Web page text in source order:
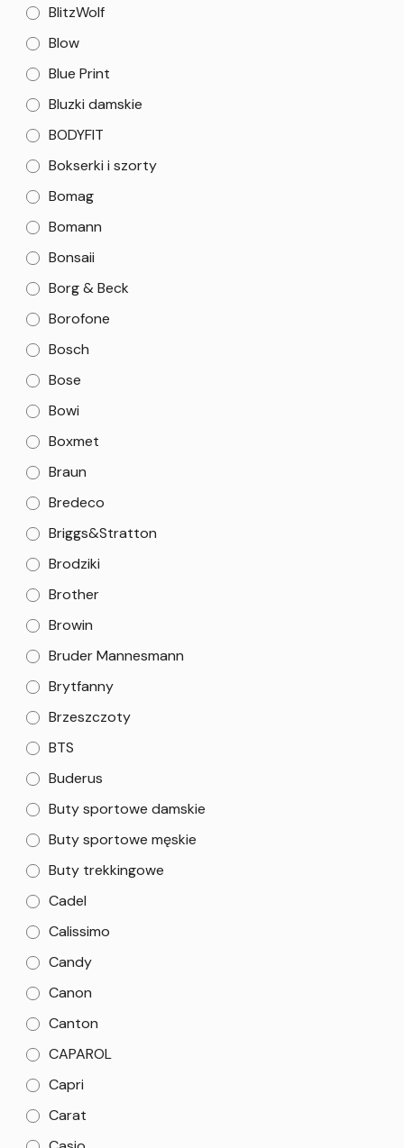
BlitzWolf
Blow
Blue Print
Bluzki damskie
BODYFIT
Bokserki i szorty
Bomag
Bomann
Bonsaii
Borg & Beck
Borofone
Bosch
Bose
Bowi
Boxmet
Braun
Bredeco
Briggs&Stratton
Brodziki
Brother
Browin
Bruder Mannesmann
Brytfanny
Brzeszczoty
BTS
Buderus
Buty sportowe damskie
Buty sportowe męskie
Buty trekkingowe
Cadel
Calissimo
Candy
Canon
Canton
CAPAROL
Capri
Carat